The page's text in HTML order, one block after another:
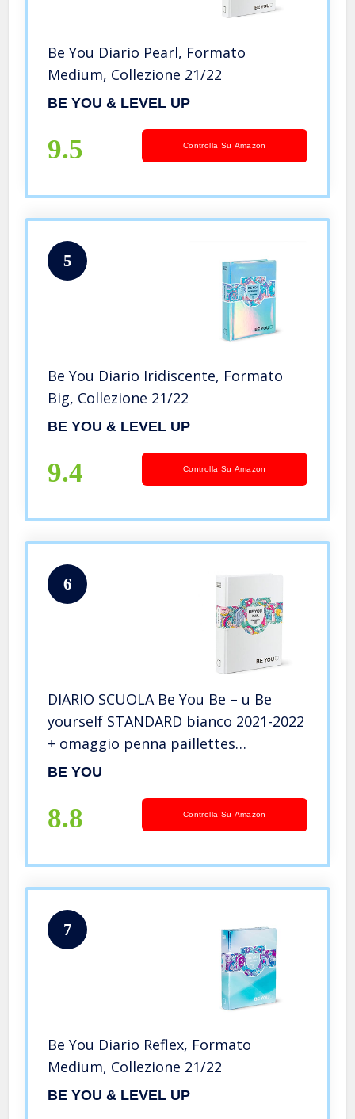
Be You Diario Pearl, Formato
Medium, Collezione 21/22
BE YOU & LEVEL UP
9.5 Controlla Su Amazon
5
Be You Diario Iridiscente, Formato
Big, Collezione 21/22
BE YOU & LEVEL UP
9.4 Controlla Su Amazon
6
DIARIO SCUOLA Be You Be – u Be
yourself STANDARD bianco 2021-2022
+ omaggio penna paillettes
multicolore profumata e portachiave
BE YOU
8.8 Controlla Su Amazon
7
Be You Diario Reflex, Formato
Medium, Collezione 21/22
BE YOU & LEVEL UP